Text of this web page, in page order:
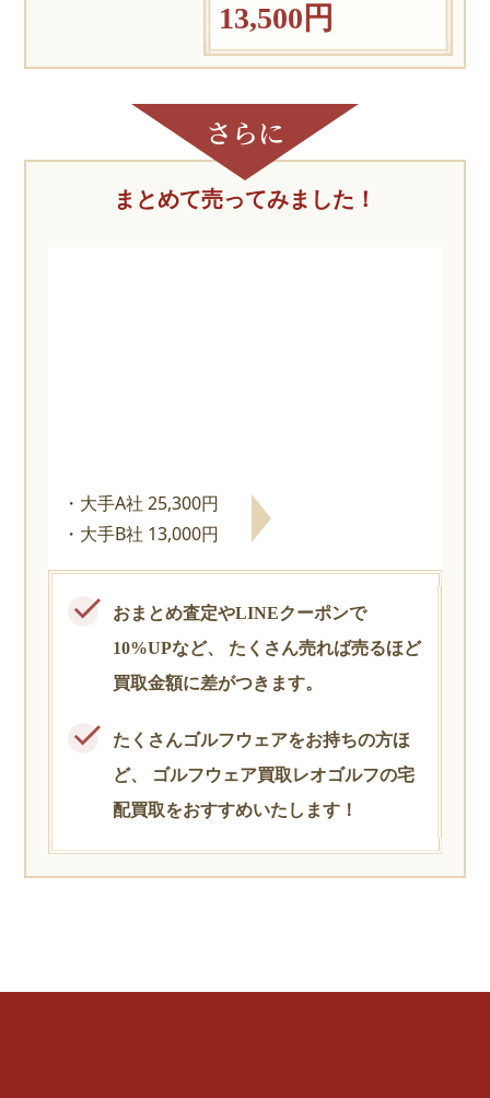
13,500円
まとめて売ってみました！
大手A社 25,300円
大手B社 13,000円
おまとめ査定やLINEクーポンで
10%UPなど、
たくさん売れば売るほど
買取金額に差がつきます。
たくさんゴルフウェアをお持ちの方ほ
ど、
ゴルフウェア買取レオゴルフの宅
配買取をおすすめいたします！